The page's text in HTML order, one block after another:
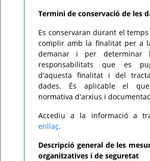
Termini de conservació de les
Es conservaran durant el
complir amb la finalitat per a
demanar i per determinar
responsabilitats que es
d'aquesta finalitat i del
dades. És aplicable el
normativa d'arxius i
Accediu a la informació a
enllaç.
Descripció general de les
organitzatives i de seguretat